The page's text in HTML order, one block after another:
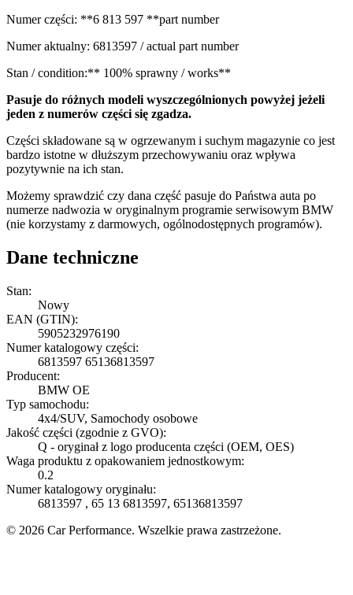
Numer części: **6 813 597 **part number
Numer aktualny: 6813597 / actual part number
Stan / condition:** 100% sprawny / works**
Pasuje do różnych modeli wyszczególnionych powyżej jeżeli
jeden z numerów części się zgadza.
Części składowane są w ogrzewanym i suchym magazynie co jest
bardzo istotne w dłuższym przechowywaniu oraz wpływa
pozytywnie na ich stan.
Możemy sprawdzić czy dana część pasuje do Państwa auta po
numerze nadwozia w oryginalnym programie serwisowym BMW
(nie korzystamy z darmowych, ogólnodostępnych programów).
Dane techniczne
Stan:
Nowy
EAN (GTIN):
5905232976190
Numer katalogowy części:
6813597 65136813597
Producent:
BMW OE
Typ samochodu:
4x4/SUV, Samochody osobowe
Jakość części (zgodnie z GVO):
Q - oryginał z logo producenta części (OEM, OES)
Waga produktu z opakowaniem jednostkowym:
0.2
Numer katalogowy oryginału:
6813597 , 65 13 6813597, 65136813597
© 2026 Car Performance. Wszelkie prawa zastrzeżone.